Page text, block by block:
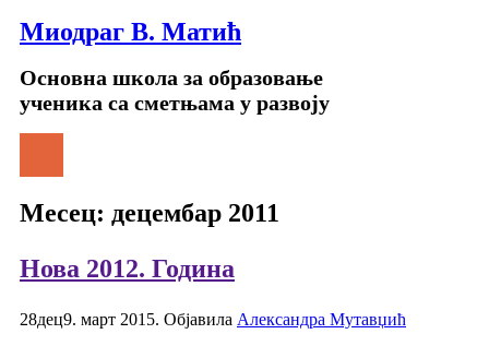
Миодраг В. Матић
Основна школа за образовање
ученика са сметњама у развоју
Месец: децембар 2011
Нова 2012. Година
28дец9. март 2015. Објавила Александра Мутавџић